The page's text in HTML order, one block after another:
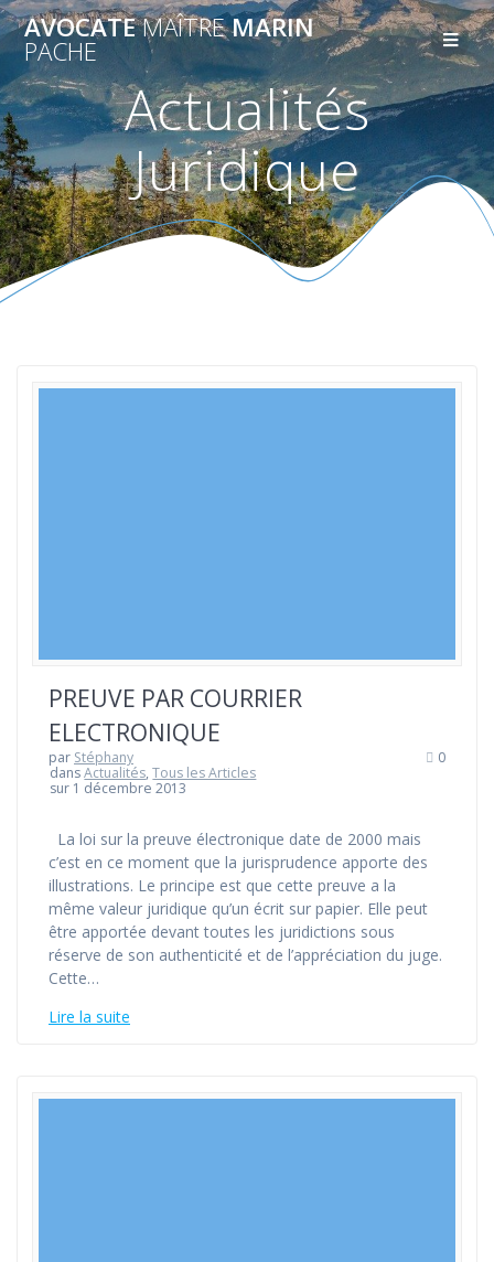
AVOCATEMAÎTREMARIN
PACHE
Actualités
Juridique
PREUVE PAR COURRIER
ELECTRONIQUE
par Stéphany
dansActualités,Tous les Articles
sur 1 décembre 2013
0
La loi sur la preuve électronique date de 2000 mais
c’est en ce moment que la jurisprudence apporte des
illustrations. Le principe est que cette preuve a la
même valeur juridique qu’un écrit sur papier. Elle peut
être apportée devant toutes les juridictions sous
réserve de son authenticité et de l’appréciation du juge.
Cette…
Lire la suite